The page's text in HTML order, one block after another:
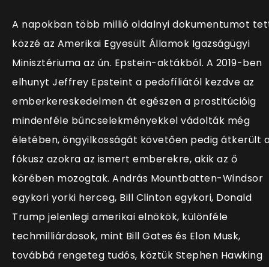
A napokban több millió oldalnyi dokumentumot
közzé az Amerikai Egyesült Államok Igazságügyi
Minisztériuma az ún. Epstein-aktákból. A 2019-ben
elhunyt Jeffrey Epsteint a pedofíliától kezdve az
emberkereskedelmen át egészen a prostitúcióig
mindenféle bűncselekményekkel vádolták még
életében, öngyilkosságát követően pedig átkerült
fókusz azokra az ismert emberekre, akik az ő
körében mozogtak. András Mountbatten-Windsor
egykori yorki herceg, Bill Clinton egykori, Donald
Trump jelenlegi amerikai elnökök, különféle
techmilliárdosok, mint Bill Gates és Elon Musk,
továbbá rengeteg tudós, köztük Stephen Hawking